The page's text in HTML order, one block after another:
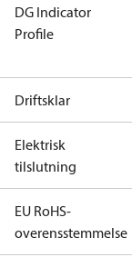
DG Indicator
Profile
Driftsklar
Elektrisk
tilslutning
EU RoHS-
overensstemmelse